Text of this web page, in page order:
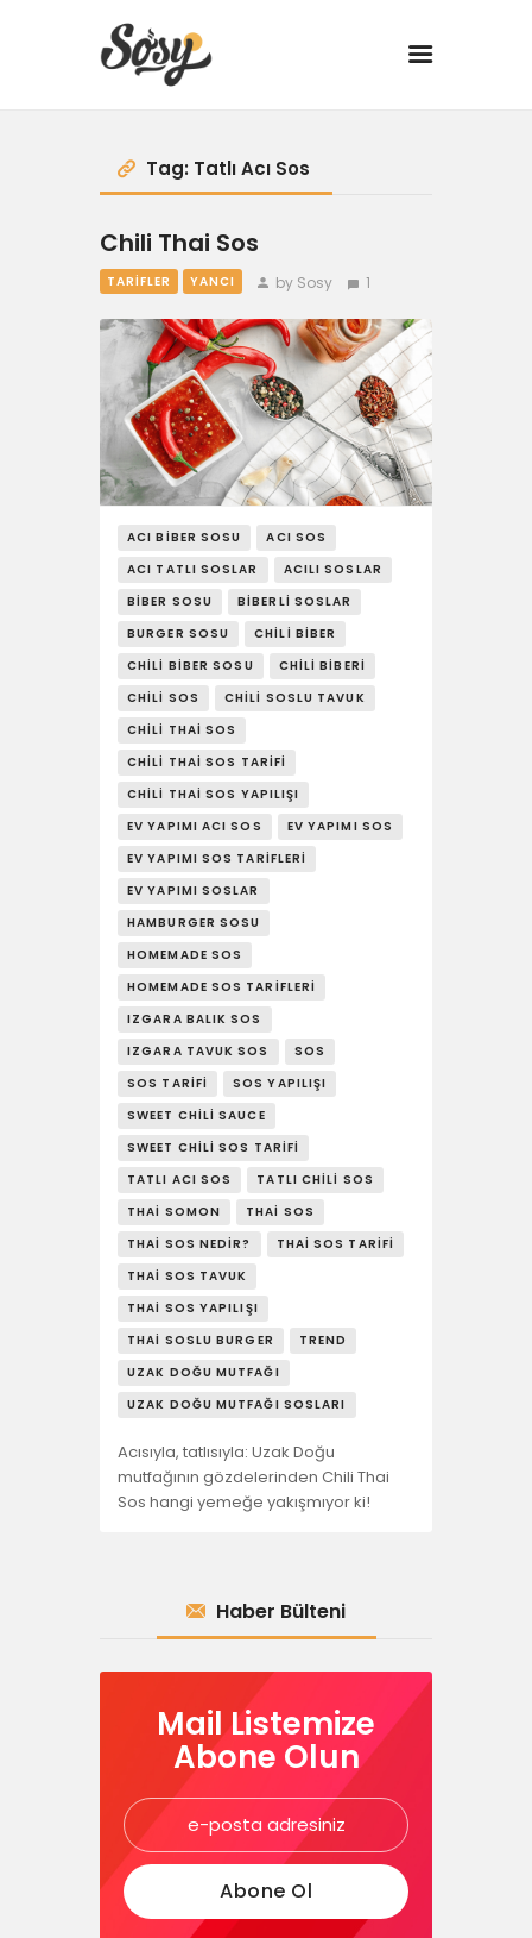
TARİFLER
MANGAL
YANCI
FIT
DRINK
BBQ 101
YAŞAM
SOSY’LE!
Tag: Tatlı Acı Sos
Chili Thai Sos
TARIFLER YANCI by Sosy 1
ACI BIBER SOSU
ACI SOS
ACI TATLI SOSLAR
ACILI SOSLAR
BIBER SOSU
BIBERLI SOSLAR
BURGER SOSU
CHILI BIBER
CHILI BIBER SOSU
CHILI BIBERI
CHILI SOS
CHILI SOSLU TAVUK
CHILI THAI SOS
CHILI THAI SOS TARIFI
CHILI THAI SOS YAPILIŞI
EV YAPIMI ACI SOS
EV YAPIMI SOS
EV YAPIMI SOS TARIFLERI
EV YAPIMI SOSLAR
HAMBURGER SOSU
HOMEMADE SOS
HOMEMADE SOS TARIFLERI
IZGARA BALIK SOS
IZGARA TAVUK SOS
SOS
SOS TARIFI
SOS YAPILIŞI
SWEET CHILI SAUCE
SWEET CHILI SOS TARIFI
TATLI ACI SOS
TATLI CHILI SOS
THAI SOMON
THAI SOS
THAI SOS NEDIR?
THAI SOS TARIFI
THAI SOS TAVUK
THAI SOS YAPILIŞI
THAI SOSLU BURGER
TREND
UZAK DOĞU MUTFAĞI
UZAK DOĞU MUTFAĞI SOSLARI
​Acısıyla, tatlısıyla: Uzak Doğu
mutfağının gözdelerinden Chili Thai
Sos hangi yemeğe yakışmıyor ki!
Haber Bülteni
Mail Listemize
Abone Olun